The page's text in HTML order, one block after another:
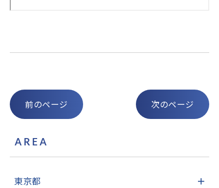
前のページ 次のページ
AREA
東京都 ＋